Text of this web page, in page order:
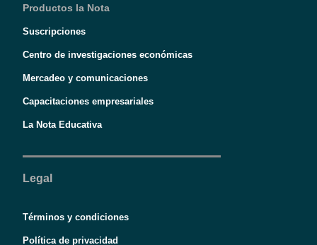
Productos la Nota
Suscripciones
Centro de investigaciones económicas
Mercadeo y comunicaciones
Capacitaciones empresariales
La Nota Educativa
Legal
Términos y condiciones
Política de privacidad